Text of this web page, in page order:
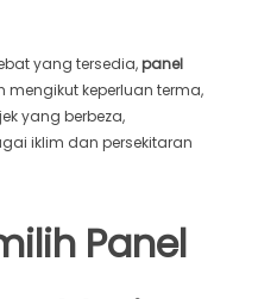
yang tersedia,panel
mengikut keperluan terma,
yang berbeza,
iklim dan persekitaran
Panel